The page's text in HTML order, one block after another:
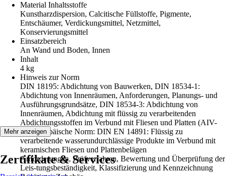
Material Inhaltsstoffe
Kunstharzdispersion, Calcitische Füllstoffe, Pigmente,
Entschäumer, Verdickungsmittel, Netzmittel,
Konservierungsmittel
Einsatzbereich
An Wand und Boden, Innen
Inhalt
4 kg
Hinweis zur Norm
DIN 18195: Abdichtung von Bauwerken, DIN 18534-1:
Abdichtung von Innenräumen, Anforderungen, Planungs- und
Ausführungsgrundsätze, DIN 18534-3: Abdichtung von
Innenräumen, Abdichtung mit flüssig zu verarbeitenden
Abdichtungsstoffen im Verbund mit Fliesen und Platten (AIV-
F)., Europäische Norm: DIN EN 14891: Flüssig zu
verarbeitende wasserundurchlässige Produkte im Verbund mit
keramischen Fliesen und Plattenbelägen
Anforderungen, Prüfverfahren, Bewertung und Überprüfung der
Leis-tungsbeständigkeit, Klassifizierung und Kennzeichnung
Mehr anzeigen
Zertifikate & Services